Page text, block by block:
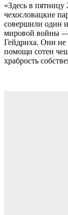
«Здесь в пятницу
чехословацкие
совершили один
мировой войны —
Гейдриха. Они не
помощи сотен
храбрость